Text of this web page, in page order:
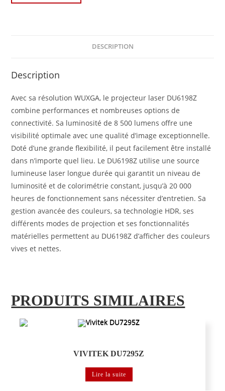
DESCRIPTION
Description
Avec sa résolution WUXGA, le projecteur laser DU6198Z
combine performances et nombreuses options de
connectivité. Sa luminosité de 8 500 lumens offre une
visibilité optimale avec une qualité d’image exceptionnelle.
Doté d’une grande flexibilité, il peut facilement être installé
dans n’importe quel lieu. Le DU6198Z utilise une source
lumineuse laser longue durée qui garantit un niveau de
luminosité et de colorimétrie constant, jusqu’à 20 000
heures de fonctionnement sans nécessiter d’entretien. Sa
gestion avancée des couleurs, sa technologie HDR, ses
différents modes de projection et ses fonctionnalités
matérielles permettent au DU6198Z d’afficher des couleurs
vives et nettes.
PRODUITS SIMILAIRES
VIVITEK DU7295Z
Lire la suite